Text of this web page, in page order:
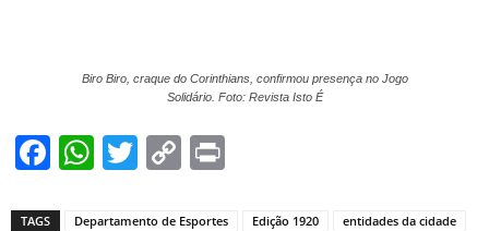
Biro Biro, craque do Corinthians, confirmou presença no Jogo
Solidário. Foto: Revista Isto É
Facebook
WhatsApp
TwitterCopy
TAGS Departamento de Esportes Edição 1920
entidades da cidade